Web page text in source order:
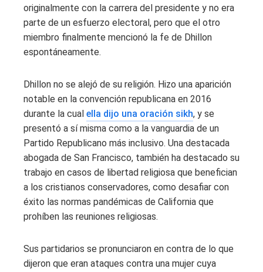
originalmente con la carrera del presidente y no era
parte de un esfuerzo electoral, pero que el otro
miembro finalmente mencionó la fe de Dhillon
espontáneamente.
Dhillon no se alejó de su religión. Hizo una aparición
notable en la convención republicana en 2016
durante la cual ella dijo una oración sikh, y se
presentó a sí misma como a la vanguardia de un
Partido Republicano más inclusivo. Una destacada
abogada de San Francisco, también ha destacado su
trabajo en casos de libertad religiosa que benefician
a los cristianos conservadores, como desafiar con
éxito las normas pandémicas de California que
prohíben las reuniones religiosas.
Sus partidarios se pronunciaron en contra de lo que
dijeron que eran ataques contra una mujer cuya